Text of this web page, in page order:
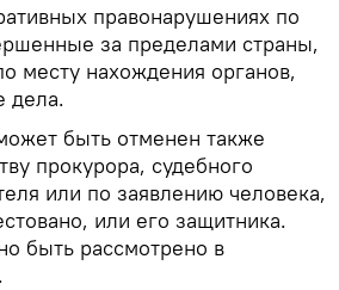
правонарушениях по
за пределами страны,
месту нахождения органов,
дела.
быть отменен также
прокурора, судебного
или по заявлению человека,
или его защитника.
быть рассмотрено в